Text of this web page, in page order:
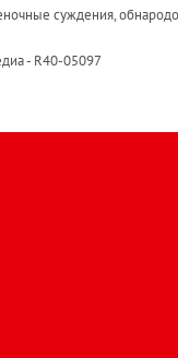
суждения,
- R40-05097